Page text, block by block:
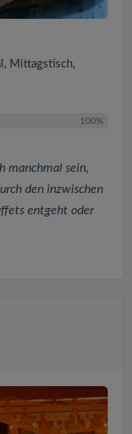
Mittagstisch,
100%
manchmal sein,
den inzwischen
entgeht oder